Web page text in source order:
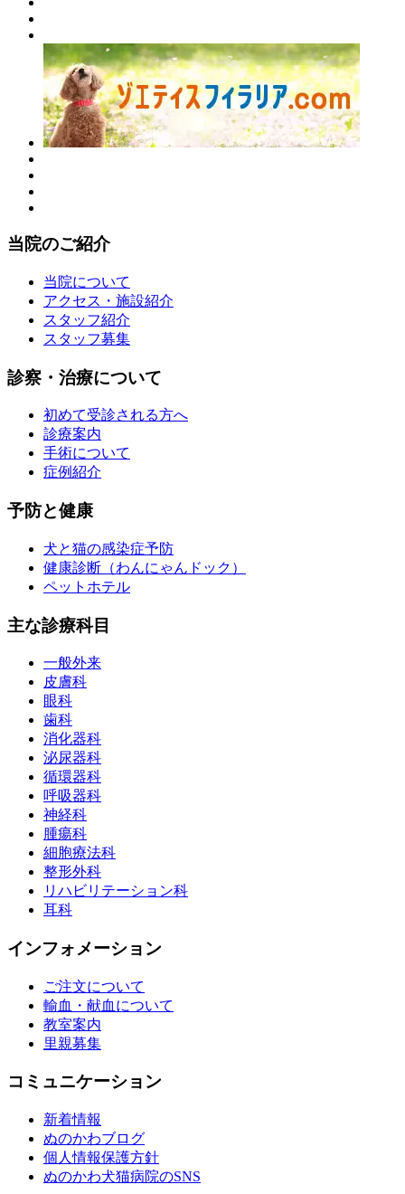
当院のご紹介
当院について
アクセス・施設紹介
スタッフ紹介
スタッフ募集
診察・治療について
初めて受診される方へ
診療案内
手術について
症例紹介
予防と健康
犬と猫の感染症予防
健康診断（わんにゃんドック）
ペットホテル
主な診療科目
一般外来
皮膚科
眼科
歯科
消化器科
泌尿器科
循環器科
呼吸器科
神経科
腫瘍科
細胞療法科
整形外科
リハビリテーション科
耳科
インフォメーション
ご注文について
輸血・献血について
教室案内
里親募集
コミュニケーション
新着情報
ぬのかわブログ
個人情報保護方針
ぬのかわ犬猫病院のSNS